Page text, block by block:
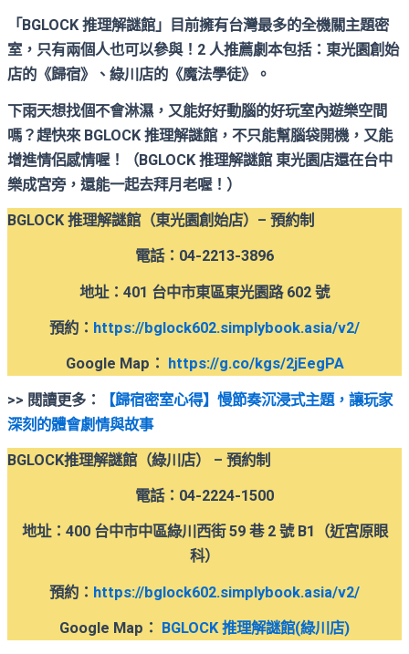
「BGLOCK 推理解謎館」目前擁有台灣最多的全機關主題密
室，只有兩個人也可以參與！2 人推薦劇本包括： 東光園創始
店的《歸宿》、綠川店的《魔法學徒》
。
下雨天想找個不會淋濕，又能好好動腦的好玩室內遊樂空間
嗎？趕快來 BGLOCK 推理解謎館，不只能幫腦袋開機，又能
增進情侶感情喔！（BGLOCK 推理解謎館東光園店還在台中
樂成宮旁，還能一起去拜月老喔！）
BGLOCK 推理解謎館（東光園創始店）– 預約制
電話：04-2213-3896
地址：401 台中市東區東光園路 602 號
預約 ： https://bglock602.simplybook.asia/v2/
Google Map ： https://g.co/kgs/2jEegPA
>> 閱讀更多 ：
【歸宿密室心得】慢節奏沉浸式主題，讓玩家
深刻的體會劇情與故事
BGLOCK推理解謎館（綠川店） – 預約制
電話：04-2224-1500
地址：400 台中市中區綠川西街 59 巷 2 號 B1（近宮原眼
科）
預約 ： https://bglock602.simplybook.asia/v2/
Google Map： BGLOCK 推理解謎館(綠川店)